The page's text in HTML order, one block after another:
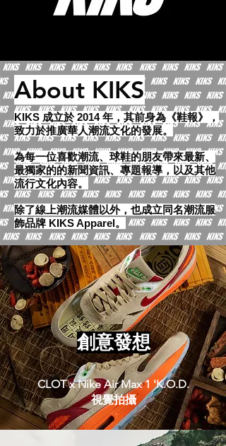
About KIKS
KIKS 成立於 2014 年，其前身為《鞋報》，
致力於推廣華人潮流文化的發展。
為每一位喜歡潮流、球鞋的朋友帶來最新、
最獨家的的新聞資訊、專題報導，以及其他
流行文化內容。
除了線上潮流媒體以外，也成立同名潮流服
飾品牌 KIKSApparel。
​創意發想
CLOT x Nike Air Max 1 'K.O.D.
​視覺拍攝